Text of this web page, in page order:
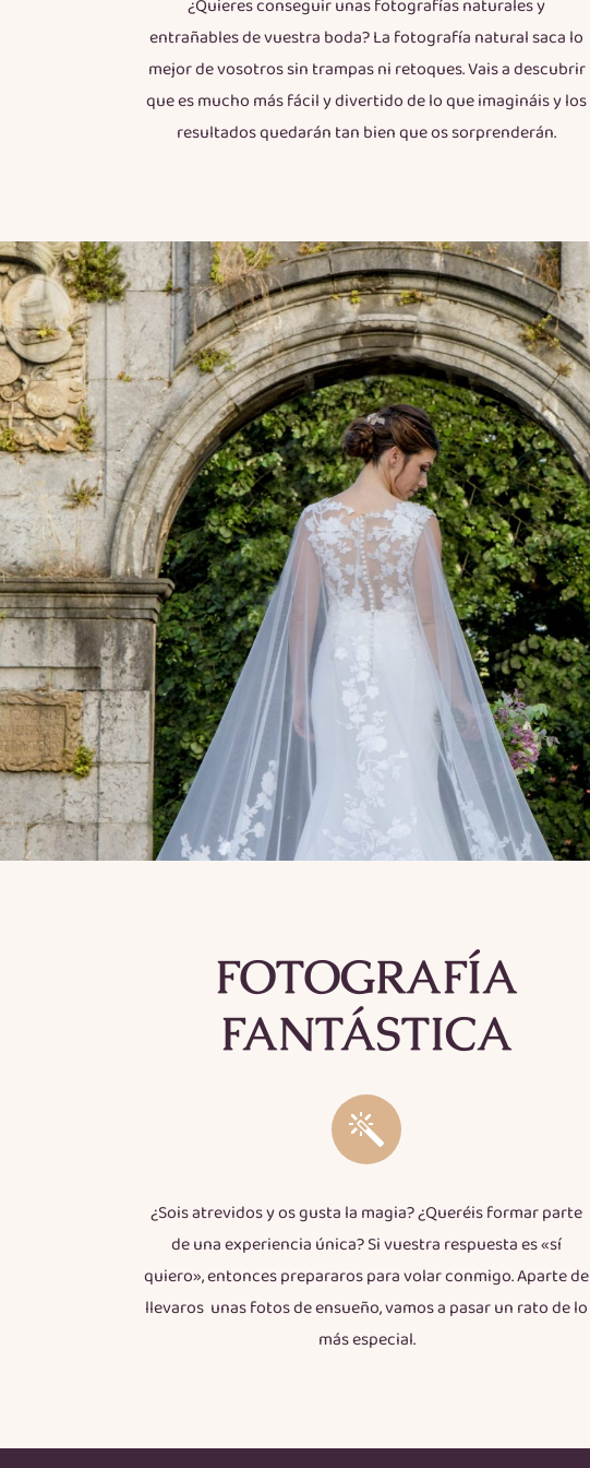
entrañables de vuestra boda? La fotografía natural saca lo
mejor de vosotros sin trampas ni retoques. Vais a descubrir
que es mucho más fácil y divertido de lo que imagináis y los
resultados quedarán tan bien que os sorprenderán.
FOTOGRAFÍA
FANTÁSTICA
¿Sois atrevidos y os gusta la magia? ¿Queréis formar parte
de una experiencia única? Si vuestra respuesta es «sí
quiero», entonces prepararos para volar conmigo. Aparte de
llevaros unas fotos de ensueño, vamos a pasar un rato de lo
más especial.